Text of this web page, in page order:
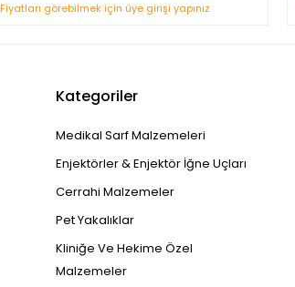
Fiyatları görebilmek için üye girişi yapınız
Kategoriler
Medikal Sarf Malzemeleri
Enjektörler & Enjektör İğne Uçları
Cerrahi Malzemeler
Pet Yakalıklar
Kliniğe Ve Hekime Özel
Malzemeler